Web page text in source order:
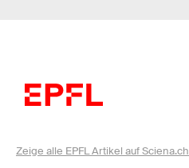
Zeige alle EPFL Artikel auf Sciena.ch